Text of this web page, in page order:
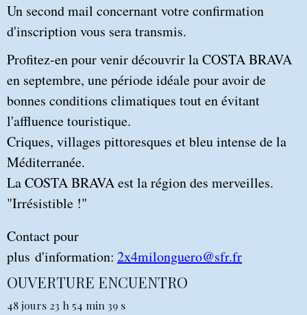
Un second mail concernant votre confirmation
d'inscription vous sera transmis.
Profitez-en pour venir découvrir la COSTA BRAVA
en septembre, une période idéale pour avoir de
bonnes conditions climatiques tout en évitant
l'affluence touristique.
Criques, villages pittoresques et bleu intense de la
Méditerranée.
La COSTA BRAVA est la région des merveilles.
"Irrésistible !"
Contact pour
plus d'information: 2x4milonguero@sfr.fr
OUVERTURE ENCUENTRO
48jours 23 h 54 min 39 s